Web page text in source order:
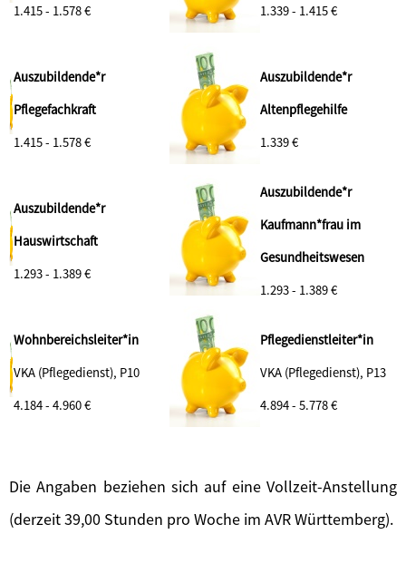
1.415 - 1.578 €
1.339 - 1.415 €
Auszubildende*r
Pflegefachkraft
1.415 - 1.578 €
Auszubildende*r
Altenpflegehilfe
1.339 €
Auszubildende*r
Hauswirtschaft
1.293 - 1.389 €
Auszubildende*r
Kaufmann*frau im
Gesundheitswesen
1.293 - 1.389 €
Wohnbereichsleiter*in
VKA (Pflegedienst), P10
4.184 - 4.960 €
Pflegedienstleiter*in
VKA (Pflegedienst), P13
4.894 - 5.778 €
Die Angaben beziehen sich auf eine Vollzeit-Anstellung
(derzeit 39,00 Stunden pro Woche im AVR Württemberg).